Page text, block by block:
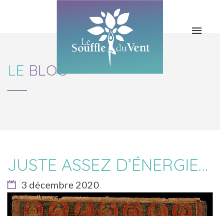
LE BLOG
JUSTE ASSEZ D’ÉNERGIE…
3 décembre 2020